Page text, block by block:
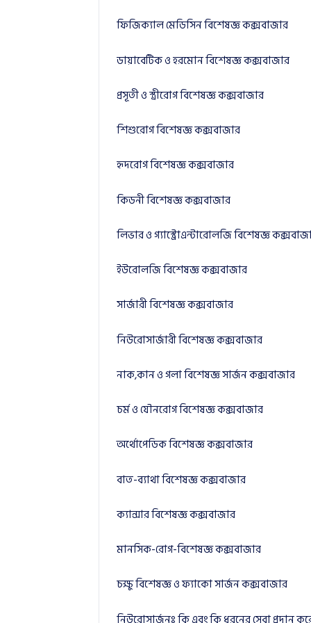
ফিজিক্যাল মেডিসিন বিশেষজ্ঞ কক্সবাজার
ডায়াবেটিক ও হরমোন বিশেষজ্ঞ কক্সবাজার
প্রসূতী ও স্ত্রীরোগ বিশেষজ্ঞ কক্সবাজার
শিশুরোগ বিশেষজ্ঞ কক্সবাজার
হৃদরোগ বিশেষজ্ঞ কক্সবাজার
কিডনী বিশেষজ্ঞ কক্সবাজার
লিভার ও গ্যাস্ট্রোএন্টারোলজি বিশেষজ্ঞ
ইউরোলজি বিশেষজ্ঞ কক্সবাজার
সার্জারী বিশেষজ্ঞ কক্সবাজার
নিউরোসার্জারী বিশেষজ্ঞ কক্সবাজার
নাক,কান ও গলা বিশেষজ্ঞ সার্জন কক্সবাজার
চর্ম ও যৌনরোগ বিশেষজ্ঞ কক্সবাজার
অর্থোপেডিক বিশেষজ্ঞ কক্সবাজার
বাত-ব্যাথা বিশেষজ্ঞ কক্সবাজার
ক্যান্সার বিশেষজ্ঞ কক্সবাজার
মানসিক-রোগ-বিশেষজ্ঞ কক্সবাজার
চক্ষু বিশেষজ্ঞ ও ফ্যাকো সার্জন কক্সবাজার